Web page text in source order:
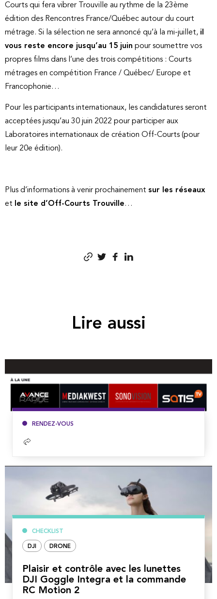
Courts qui fera vibrer Trouville au rythme de la 23ème
édition des Rencontres France/Québec autour du court
métrage. Si la sélection ne sera annoncé qu’à la mi-juillet, il
vous reste encore jusqu’au 15 juin pour soumettre vos
propres films dans l’une des trois compétitions : Courts
métrages en compétition France / Québec/ Europe et
Francophonie…
Pour les participants internationaux, les candidatures seront
acceptées jusqu’au 30 juin 2022 pour participer aux
Laboratoires internationaux de création Off-Courts (pour
leur 20e édition).
Plus d’informations à venir prochainement sur les réseaux
et
le site d’Off-Courts Trouville…
Lire aussi
RENDEZ-VOUS
Lire
CHECKLIST
DJI DRONE
Plaisir et contrôle avec les lunettes
DJI Goggle Integra et la commande
RC Motion 2